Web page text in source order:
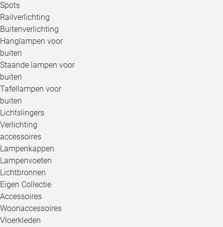
Spots
Railverlichting
Buitenverlichting
Hanglampen voor
buiten
Staande lampen voor
buiten
Tafellampen voor
buiten
Lichtslingers
Verlichting
accessoires
Lampenkappen
Lampenvoeten
Lichtbronnen
Eigen Collectie
Accessoires
Woonaccessoires
Vloerkleden